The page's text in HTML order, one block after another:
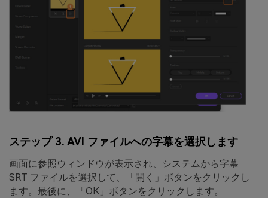
ステップ 3. AVI ファイルへの字幕を選択します
画面に参照ウィンドウが表示され、システムから字幕
SRT ファイルを選択して、「開く」 ボタンをクリックし
ます。最後に、
「OK」 ボタンをクリックします。